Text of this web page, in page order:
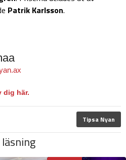
Patrik Karlsson.
dig här.
Tipsa Nyan